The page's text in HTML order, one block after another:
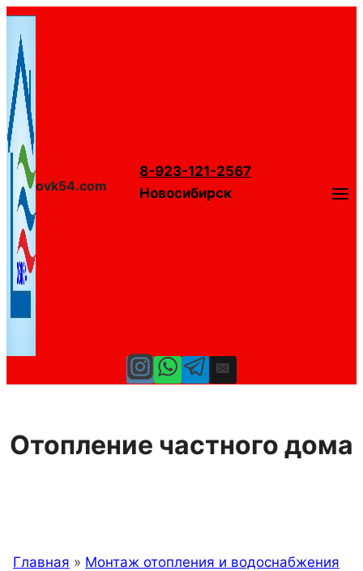
Перейти
содержимому
ovk54.com
8-923-121-2567
Новосибирск
Отопление частного дома
Главная » Монтаж отопления и водоснабжения